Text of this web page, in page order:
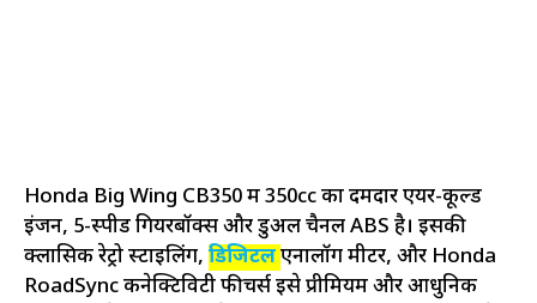
Honda Big Wing CB350 में 350cc का दमदार एयर-कूल्ड
इंजन, 5-स्पीड गियरबॉक्स और डुअल चैनल ABS है। इसकी
क्लासिक रेट्रो स्टाइलिंग, डिजिटलएनालॉग मीटर, और Honda
RoadSync कनेक्टिविटी फीचर्स इसे प्रीमियम और आधुनिक